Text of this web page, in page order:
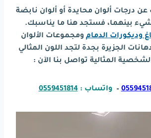
درجات ألوان محايدة أو ألوان نابضة
شيء بينهما، فستجد هنا ما يناسبك.
وديكورات الدمام ومجموعات الألوان
الجزيرة بجدة لتجد اللون المثالي
المثالية تواصل بنا الآن :
– واتساب :0559451814